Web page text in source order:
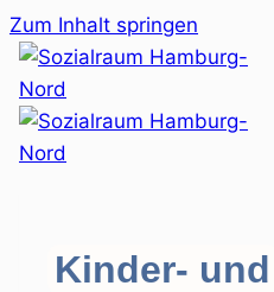
Zum Inhalt springen
Kinder- und